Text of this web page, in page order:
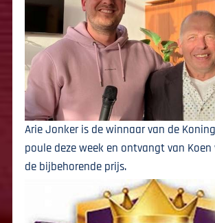
Arie Jonker is de winnaar van de
poule deze week en ontvangt van Koen
de bijbehorende prijs.